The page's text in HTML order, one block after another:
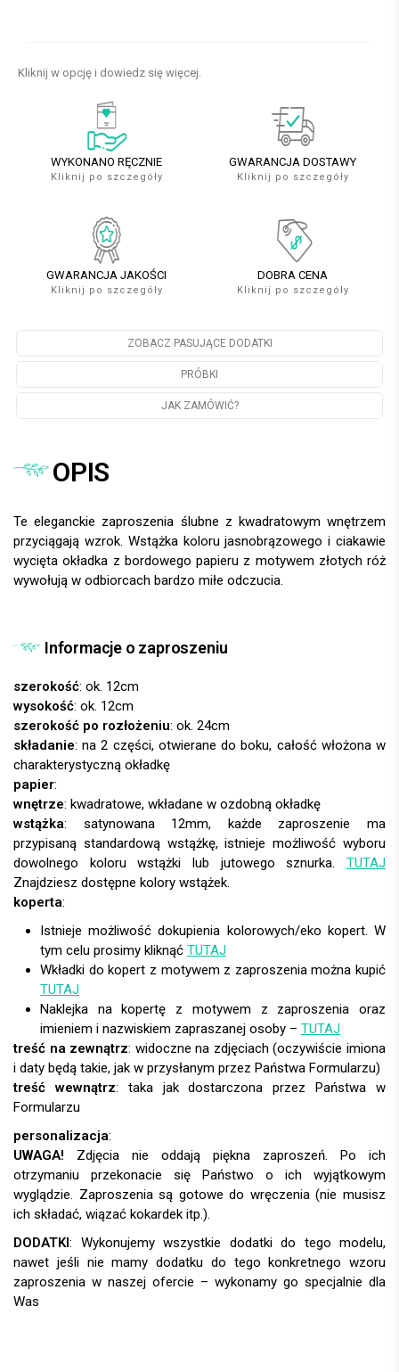
Kliknij w opcję i dowiedz się więcej.
WYKONANO RĘCZNIE
Kliknij po szczegóły
GWARANCJA DOSTAWY
Kliknij po szczegóły
GWARANCJA JAKOŚCI
Kliknij po szczegóły
DOBRA CENA
Kliknij po szczegóły
ZOBACZ PASUJĄCE DODATKI
PRÓBKI
JAK ZAMÓWIĆ?
OPIS
Te eleganckie zaproszenia ślubne z kwadratowym wnętrzem
przyciągają wzrok. Wstążka koloru jasnobrązowego i ciakawie
wycięta okładka z bordowego papieru z motywem złotych róż
wywołują w odbiorcach bardzo miłe odczucia.
Informacje o zaproszeniu
szerokość: ok. 12cm
wysokość: ok. 12cm
szerokość po rozłożeniu: ok. 24cm
składanie: na 2 części, otwierane do boku, całość włożona w
charakterystyczną okładkę
papier:
wnętrze: kwadratowe, wkładane w ozdobną okładkę
wstążka: satynowana 12mm, każde zaproszenie ma
przypisaną standardową wstążkę, istnieje możliwość wyboru
dowolnego koloru wstążki lub jutowego sznurka. TUTAJ
Znajdziesz dostępne kolory wstążek.
koperta:
Istnieje możliwość dokupienia kolorowych/eko kopert. W
tym celu prosimy kliknąć TUTAJ
Wkładki do kopert z motywem z zaproszenia można kupić
TUTAJ
Naklejka na kopertę z motywem z zaproszenia oraz
imieniem i nazwiskiem zapraszanej osoby – TUTAJ
treść na zewnątrz: widoczne na zdjęciach (oczywiście imiona
i daty będą takie, jak w przysłanym przez Państwa Formularzu)
treść wewnątrz: taka jak dostarczona przez Państwa w
Formularzu
personalizacja:
UWAGA!
DODATKI: